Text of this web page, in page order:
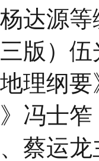
杨达源
版）
理纲
》冯士
蔡运